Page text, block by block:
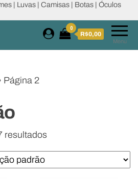
| Luvas | Camisas | Botas | Óculos
Menu
0
R$0,00
Página 2
resultados